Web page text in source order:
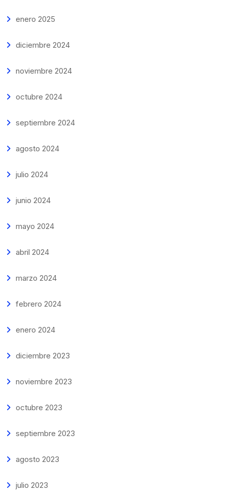
enero 2025
diciembre 2024
noviembre 2024
octubre 2024
septiembre 2024
agosto 2024
julio 2024
junio 2024
mayo 2024
abril 2024
marzo 2024
febrero 2024
enero 2024
diciembre 2023
noviembre 2023
octubre 2023
septiembre 2023
agosto 2023
julio 2023